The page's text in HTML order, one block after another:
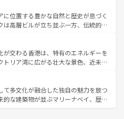
、韓国の多彩な魅力を心ゆくまで味
わってみてほしい。 なお、新着の韓国情報はコンテンツ一
。
が息づく。ハノイの古い町並みやホ
ス統治時代の建物も、独特の雰囲気を
た、バラエティの豊かさとおいしさで
ミー、ベトナムコーヒーなどは、ぜ
。どの地域を訪れてもあたたかい人々
れるので、きっと忘れられない旅にな
に位置する豊かな自然と歴史が息づく
は高層ビルが立ち並ぶ一方、伝統的な
。北部ではチェンマイなどの山岳地
、南部ではプーケットやクラビの美し
気分を楽しむことができる。タイ料理
温暖で、どの季節にも異なる楽しみ
みやすいタイの人々、仏教を中心とし
な観光資源が、訪れる旅人を魅了し続
が交わる香港は、特有のエネルギーを
トリア湾に広がる壮大な景色、近未来
動するはず。観光スポットが密集し
どころを回れるのも魅力。息をのむよ
な体験まで、香港を存分に楽しみ尽く
て多文化が融合した独自の魅力を放つ
的な建築物が並ぶマリーナベイ、歴史